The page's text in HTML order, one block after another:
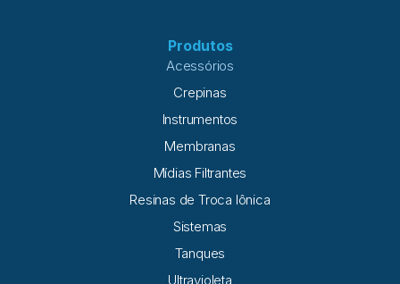
Produtos
Acessórios
Crepinas
Instrumentos
Membranas
Mídias Filtrantes
Resinas de Troca Iônica
Sistemas
Tanques
Ultravioleta